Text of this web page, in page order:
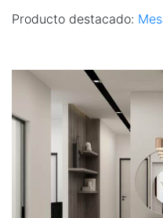
Producto destacado: